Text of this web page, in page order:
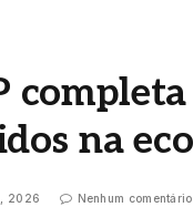
na
2026 Nenhum comentário